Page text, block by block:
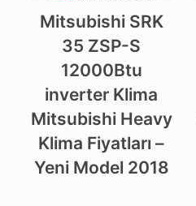
Mitsubishi SRK
35 ZSP-S
12000Btu
inverter Klima
Mitsubishi Heavy
Klima Fiyatları –
Yeni Model 2018